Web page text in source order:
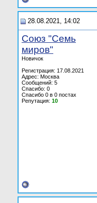
28.08.2021, 14:02
Союз "Семь
миров"
Новичок
Регистрация: 17.08.2021
Адрес: Москва
Сообщений: 5
Спасибо: 0
Спасибо 0 в 0 постах
Репутация: 10